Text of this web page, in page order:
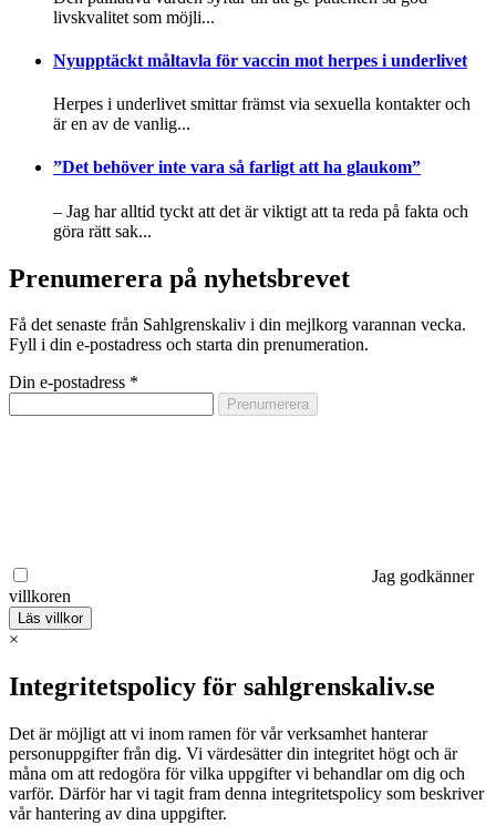
livskvalitet som möjli...
Nyupptäckt måltavla för vaccin mot herpes i underlivet
Herpes i underlivet smittar främst via sexuella kontakter och
är en av de vanlig...
”Det behöver inte vara så farligt att ha glaukom”
– Jag har alltid tyckt att det är viktigt att ta reda på fakta och
göra rätt sak...
Prenumerera på nyhetsbrevet
Få det senaste från Sahlgrenskaliv i din mejlkorg varannan vecka.
Fyll i din e-postadress och starta din prenumeration.
Din e-postadress *
Jag godkänner
villkoren
Läs villkor
×
Integritetspolicy för sahlgrenskaliv.se
Det är möjligt att vi inom ramen för vår verksamhet hanterar
personuppgifter från dig. Vi värdesätter din integritet högt och är
måna om att redogöra för vilka uppgifter vi behandlar om dig och
varför. Därför har vi tagit fram denna integritetspolicy som beskriver
vår hantering av dina uppgifter.